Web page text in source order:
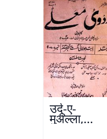
उर्दू-ए-
मुअल्ला,
कानपुर